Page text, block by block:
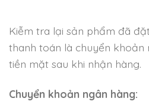
Kiễm tra lại sản phẩm đã
thanh toán là chuyển khoản
tiền mặt sau khi nhận hàng.
Chuyển khoản ngân hàng: